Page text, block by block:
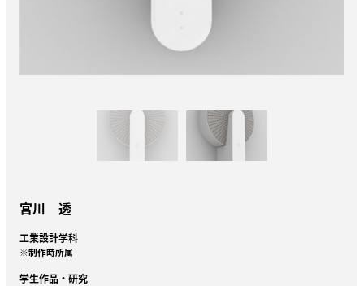
宮川 透
工業設計学科
※制作時所属
学生作品・研究